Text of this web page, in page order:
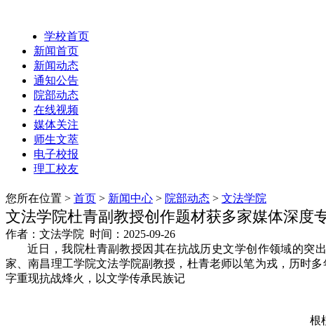
学校首页
新闻首页
新闻动态
通知公告
院部动态
在线视频
媒体关注
师生文萃
电子校报
理工校友
您所在位置 > 首页 > 新闻中心 > 院部动态 > 文法学院
文法学院杜青副教授创作题材获多家媒体深度
作者：文法学院 时间：2025-09-26
近日，我院杜青副教授因其在抗战历史文学创作领域的突
家、南昌理工学院文法学院副教授，杜青老师以笔为戎，历时多
字重现抗战烽火，以文学传承民族记
根